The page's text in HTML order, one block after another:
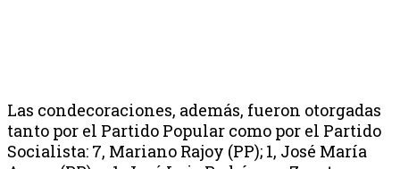
Las condecoraciones, además, fueron otorgadas
tanto por el Partido Popular como por el Partido
Socialista: 7, Mariano Rajoy (PP); 1, José María